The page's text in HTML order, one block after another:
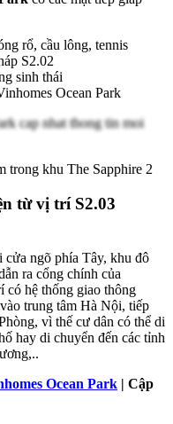
rổ, cầu lông, tennis
S2.02
sinh thái
Ocean Park
trong khu The Sapphire 2
từ vị trí S2.03
cửa ngõ phía Tây, khu đô
ra cổng chính của
có hệ thống giao thông
trung tâm Hà Nội, tiếp
vì thế cư dân có thể di
hay di chuyển đến các tỉnh
Ocean Park | Cập